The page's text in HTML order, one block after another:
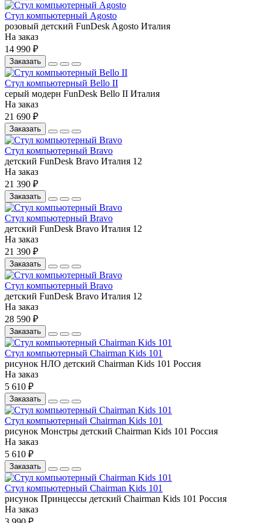
Стул компьютерный Agosto
розовый детский FunDesk Agosto Италия
На заказ
14 990 ₽
Заказать
Стул компьютерный Bello II
серый модерн FunDesk Bello II Италия
На заказ
21 690 ₽
Заказать
Стул компьютерный Bravo
детский FunDesk Bravo Италия 12
На заказ
21 390 ₽
Заказать
Стул компьютерный Bravo
детский FunDesk Bravo Италия 12
На заказ
21 390 ₽
Заказать
Стул компьютерный Bravo
детский FunDesk Bravo Италия 12
На заказ
28 590 ₽
Заказать
Стул компьютерный Chairman Kids 101
рисунок НЛО детский Chairman Kids 101 Россия
На заказ
5 610 ₽
Заказать
Стул компьютерный Chairman Kids 101
рисунок Монстры детский Chairman Kids 101 Россия
На заказ
5 610 ₽
Заказать
Стул компьютерный Chairman Kids 101
рисунок Принцессы детский Chairman Kids 101 Россия
На заказ